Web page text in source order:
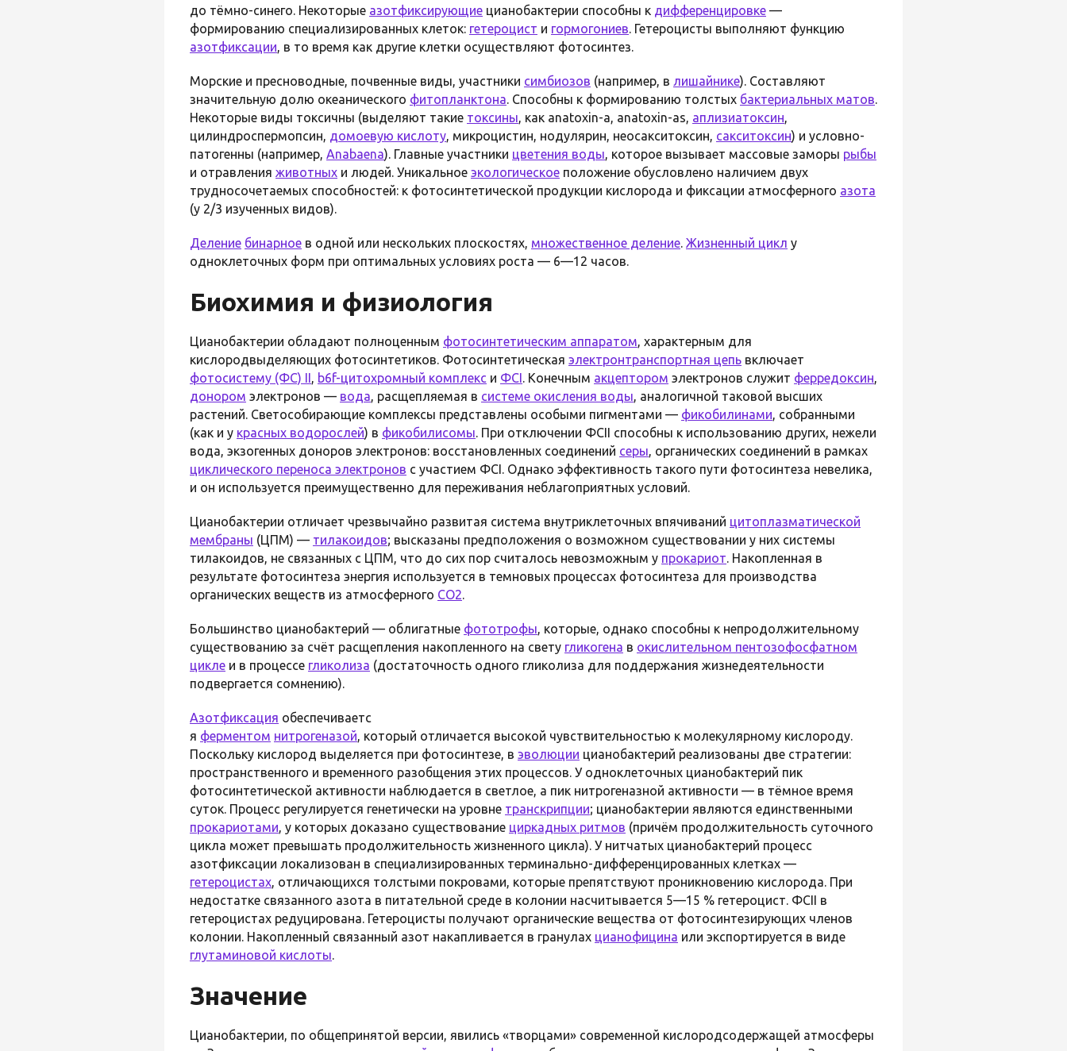
до тёмно-синего. Некоторые азотфиксирующие цианобактерии способны к дифференцировке —
формированию специализированных клеток: гетероцист и гормогониев. Гетероцисты выполняют функцию
азотфиксации, в то время как другие клетки осуществляют фотосинтез.
Морские и пресноводные, почвенные виды, участники симбиозов (например, в лишайнике). Составляют
значительную долю океанического фитопланктона. Способны к формированию толстых бактериальных матов.
Некоторые виды токсичны (выделяют такие токсины, как anatoxin-a, anatoxin-as, аплизиатоксин,
цилиндроспермопсин, домоевую кислоту, микроцистин, нодулярин, неосакситоксин, сакситоксин) и условно-
патогенны (например, Anabaena). Главные участники цветения воды, которое вызывает массовые заморы рыбы
и отравления животных и людей. Уникальное экологическое положение обусловлено наличием двух
трудносочетаемых способностей: к фотосинтетической продукции кислорода и фиксации атмосферного азота
(у 2/3 изученных видов).
Деление бинарное в одной или нескольких плоскостях, множественное деление. Жизненный цикл у
одноклеточных форм при оптимальных условиях роста — 6—12 часов.
Биохимия и физиология
Цианобактерии обладают полноценным фотосинтетическим аппаратом, характерным для
кислородвыделяющих фотосинтетиков. Фотосинтетическая электронтранспортная цепь включает
фотосистему (ФС) II, b6f-цитохромный комплекс и ФСI. Конечным акцептором электронов служит ферредоксин,
донором электронов — вода, расщепляемая в системе окисления воды, аналогичной таковой высших
растений. Светособирающие комплексы представлены особыми пигментами — фикобилинами, собранными
(как и у красных водорослей) в фикобилисомы. При отключении ФСII способны к использованию других, нежели
вода, экзогенных доноров электронов: восстановленных соединений серы, органических соединений в рамках
циклического переноса электронов с участием ФСI. Однако эффективность такого пути фотосинтеза невелика,
и он используется преимущественно для переживания неблагоприятных условий.
Цианобактерии отличает чрезвычайно развитая система внутриклеточных впячиваний цитоплазматической
мембраны (ЦПМ) — тилакоидов; высказаны предположения о возможном существовании у них системы
тилакоидов, не связанных с ЦПМ, что до сих пор считалось невозможным у прокариот. Накопленная в
результате фотосинтеза энергия используется в темновых процессах фотосинтеза для производства
органических веществ из атмосферного CO2.
Большинство цианобактерий — облигатные фототрофы, которые, однако способны к непродолжительному
существованию за счёт расщепления накопленного на свету гликогена в окислительном пентозофосфатном
цикле и в процессе гликолиза (достаточность одного гликолиза для поддержания жизнедеятельности
подвергается сомнению).
Азотфиксация обеспечиваетс
я ферментом нитрогеназой, который отличается высокой чувствительностью к молекулярному кислороду.
Поскольку кислород выделяется при фотосинтезе, в эволюции цианобактерий реализованы две стратегии:
пространственного и временного разобщения этих процессов. У одноклеточных цианобактерий пик
фотосинтетической активности наблюдается в светлое, а пик нитрогеназной активности — в тёмное время
суток. Процесс регулируется генетически на уровне транскрипции; цианобактерии являются единственными
прокариотами, у которых доказано существование циркадных ритмов (причём продолжительность суточного
цикла может превышать продолжительность жизненного цикла). У нитчатых цианобактерий процесс
азотфиксации локализован в специализированных терминально-дифференцированных клетках —
гетероцистах, отличающихся толстыми покровами, которые препятствуют проникновению кислорода. При
недостатке связанного азота в питательной среде в колонии насчитывается 5—15 % гетероцист. ФСII в
гетероцистах редуцирована. Гетероцисты получают органические вещества от фотосинтезирующих членов
колонии. Накопленный связанный азот накапливается в гранулах цианофицина или экспортируется в виде
глутаминовой кислоты.
Значение
Цианобактерии, по общепринятой версии, явились «творцами» современной кислородсодержащей атмосферы